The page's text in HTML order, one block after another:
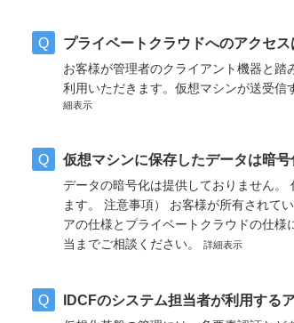
プライベートクラウドへのアクセ
お客様が管理者のクライアント機器と
利用いただきます。仮想マシンが送受信
細表示
仮想マシンに保存したデータは暗
データの暗号化は提供しておりません。
ます。 注意事項） お客様が所有されて
アの仕様とプライベートクラウドの仕
当までご相談ください。
詳細表示
IDCFのシステム担当者が利用する